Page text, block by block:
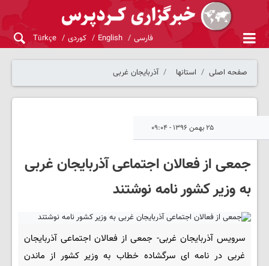
فارسی English کوردی Türkçe
صفحه اصلی استانها آذربایجان غربی
۲۵ بهمن ۱۳۹۶ - ۰۹:۰۴
جمعی از فعالان اجتماعی آذربایجان غربی
به وزیر کشور نامه نوشتند
سرویس آذربایجان غربی- جمعی از فعالان اجتماعی آذربایجان
غربی در نامه ای سرگشاده خطاب به وزیر کشور از ماندن